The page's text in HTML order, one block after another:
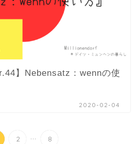
】Nebensatz：wennの使
2020-02-04
2 ... 8